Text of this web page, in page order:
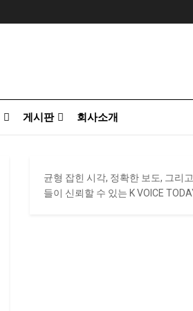
게시판 회사소개
균형 잡힌 시각, 정확한 보도, 그리
들이 신뢰할 수 있는 K VOICE